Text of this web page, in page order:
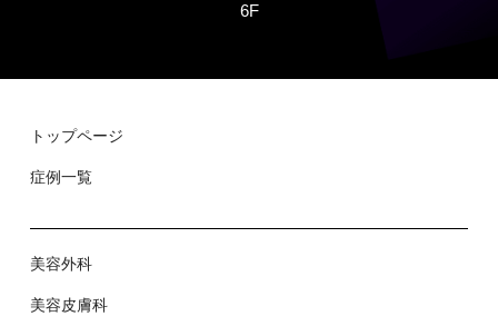
6F
トップページ
症例⼀覧
美容外科
美容⽪膚科